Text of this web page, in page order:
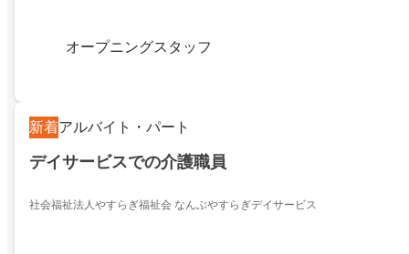
オープニングスタッフ
新着アルバイト・パート
デイサービスでの介護職員
社会福祉法人やすらぎ福祉会 なんぶやすらぎデイサービス